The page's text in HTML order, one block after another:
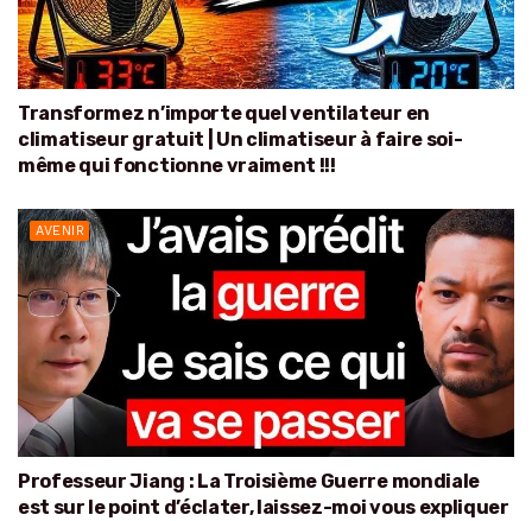
Transformez n’importe quel ventilateur en
climatiseur gratuit | Un climatiseur à faire soi-
même qui fonctionne vraiment !!!
AVENIR
Professeur Jiang : La Troisième Guerre mondiale
est sur le point d’éclater, laissez-moi vous expliquer